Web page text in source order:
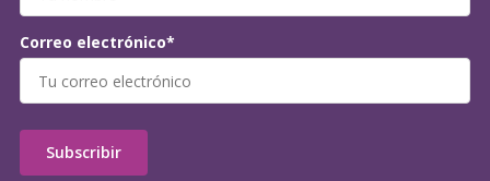
Correo electrónico*
Subscribir